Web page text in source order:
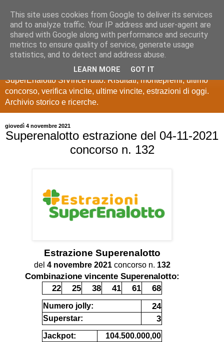
Estrazioni Lotto
SuperEnalotto
Ultime estrazioni di Lotto, SuperEnalotto, 10 e lotto,
SuperEnalotto SiVinceTutto. Risultati, montepremi, ultimo
concorso, verifica vincite, ultime vincite, estrazioni di oggi.
Archivio storico e ricerche.
giovedì 4 novembre 2021
Superenalotto estrazione del 04-11-2021
concorso n. 132
Estrazione Superenalotto
del 4 novembre 2021concorso n. 132
Combinazione vincente Superenalotto:
22
25 38 41 61 68
Numero jolly: 24
Superstar: 3
Jackpot:
104.500.000,00
This site uses cookies from Google to deliver its services
and to analyze traffic. Your IP address and user-agent are
shared with Google along with performance and security
metrics to ensure quality of service, generate usage
statistics, and to detect and address abuse.
LEARN MORE GOT IT